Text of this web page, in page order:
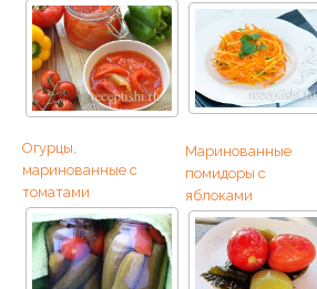
Огурцы,
маринованные с
томатами
Маринованные
помидоры с
яблоками